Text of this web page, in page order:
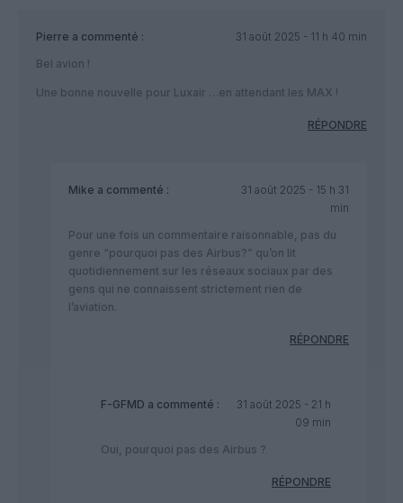
Pierre a commenté :
31 août 2025 - 11 h 40 min
Bel avion !
Une bonne nouvelle pour Luxair …en attendant les MAX !
RÉPONDRE
Mike a commenté :
31 août 2025 - 15 h 31
min
Pour une fois un commentaire raisonnable, pas du
genre “pourquoi pas des Airbus?” qu’on lit
quotidiennement sur les réseaux sociaux par des
gens qui ne connaissent strictement rien de
l’aviation.
RÉPONDRE
F-GFMD a commenté :
31 août 2025 - 21 h
09 min
Oui, pourquoi pas des Airbus ?
RÉPONDRE